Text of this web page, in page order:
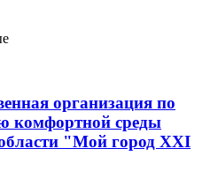
организация по
комфортной среды
"Мой город XXI